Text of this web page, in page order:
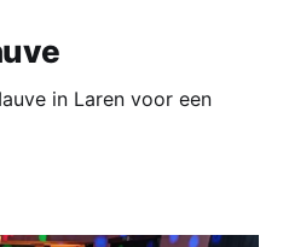
in Laren voor een